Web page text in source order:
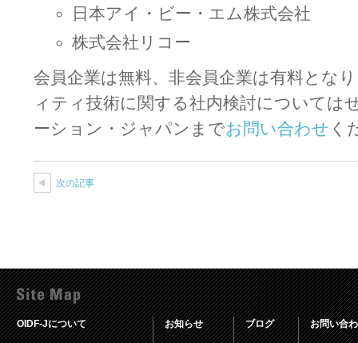
日本アイ・ビー・エム株式会社
株式会社リコー
会員企業は無料、非会員企業は有料とな
ィティ技術に関する社内検討については
ーション・ジャパンまでお問い合わせ く
次の記事
OIDF-Jについて お知らせ ブログ お問い合